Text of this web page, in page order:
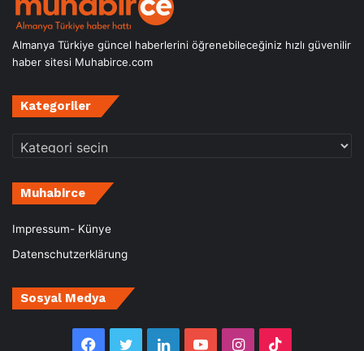
Almanya Türkiye güncel haberlerini öğrenebileceğiniz hızlı güvenilir
haber sitesi Muhabirce.com
Kategoriler
Kategoriler
Muhabirce
Impressum- Künye
Datenschutzerklärung
Sosyal Medya
Facebook
TwitterLinkedInYouTubeInstagram